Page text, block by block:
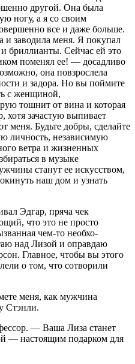
другой. Она была
ногу, а я со своим
все и даже больше.
и за­водила меня. Я покупал
бриллианты. Сейчас ей это
поменял ее! — досадливо
она повзрослела
и задора. Но вы поймите
с женщиной,
тошнит от вина и которая
хотя зачастую выпивает
меня. Будьте добры, сделайте
личность, независимую
ветра и жизненных
в музыке
станут ее искусством,
наш дом и узнать
Эдгар, пряча чек
что это не просто
чем-то необхо­
над Лизой и оправдаю
Главное, чтобы вы этого
о том, что со­творили
меня, как мужчина
Стэнли.
— Ваша Лиза ста­нет
— настоящим подар­ком для